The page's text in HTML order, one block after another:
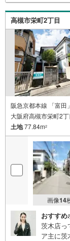
など、独
りやすく
物件検
高槻市栄町2丁目
阪急京都本線 「富田
大阪府高槻市栄町2丁
土地77.84m2
画像14
おすすめ
茨木店っ
ア主に茨